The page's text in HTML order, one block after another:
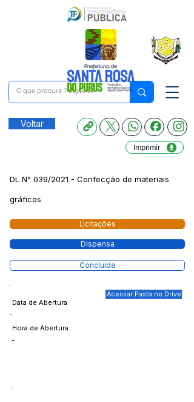
Voltar
Imprimir
DL N° 039/2021 - Confecção de materiais
gráficos
Licitações
Dispensa
Concluída
Data de Abertura
Acessar Pasta no Drive
-
Hora de Abertura
-